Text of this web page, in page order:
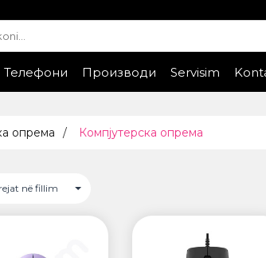
Телефони
Производи
Servisim
опрема Компјутерска опрема
në fillim
• Apple watch